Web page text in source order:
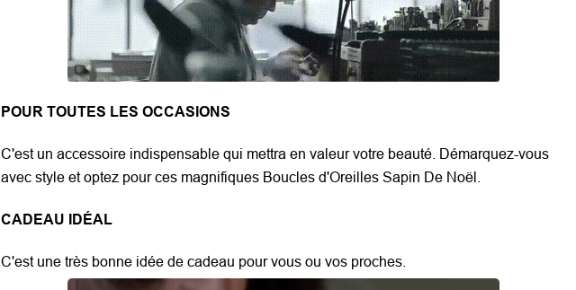
POUR TOUTES LES OCCASIONS
C'est un accessoire indispensable qui mettra en valeur votre beauté. Démarquez-vous
avec style et optez pour ces magnifiques Boucles d'Oreilles Sapin De Noël.
CADEAU IDÉAL
C'est une très bonne idée de cadeau pour vous ou vos proches.